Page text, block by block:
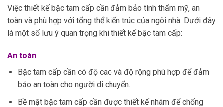
Việc thiết kế bậc tam cấp cần đảm bảo tính thẩm mỹ, an
toàn và phù hợp với tổng thể kiến trúc của ngôi nhà. Dưới đây
là một số lưu ý quan trọng khi thiết kế bậc tam cấp:
An toàn
Bậc tam cấp cần có độ cao và độ rộng phù hợp để đảm
bảo an toàn cho người di chuyển.
Bề mặt bậc tam cấp cần được thiết kế nhám để chống